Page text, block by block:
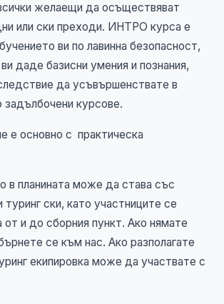
желаещи да осъществяват
или ски преходи. ИНТРО курса е
ви по лавинна безопасност,
даде базисни умения и познания,
да усъвършенствате в
курсове.
е основно с практическа
в планината може да става със
туринг ски, като участниците се
от и до сборния пункт. Ако нямате
се към нас. Ако разполагате
екипировка може да участвате с